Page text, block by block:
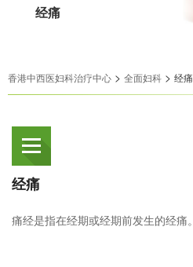
经痛
香港中西医妇科治疗中心 > 全面妇科 > 经痛
经痛
痛经是指在经期或经期前发生的经痛。